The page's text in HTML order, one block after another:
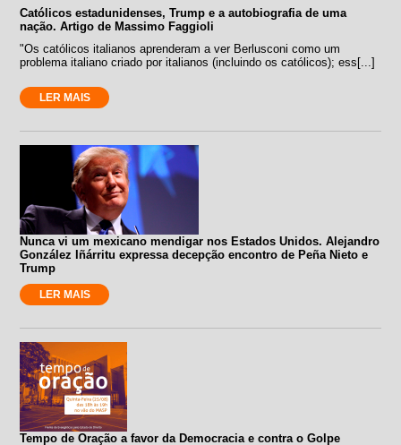
Católicos estadunidenses, Trump e a autobiografia de uma
nação. Artigo de Massimo Faggioli
"Os católicos italianos aprenderam a ver Berlusconi como um
problema italiano criado por italianos (incluindo os católicos); ess[...]
LER MAIS
Nunca vi um mexicano mendigar nos Estados Unidos. Alejandro
González Iñárritu expressa decepção encontro de Peña Nieto e
Trump
LER MAIS
Tempo de Oração a favor da Democracia e contra o Golpe